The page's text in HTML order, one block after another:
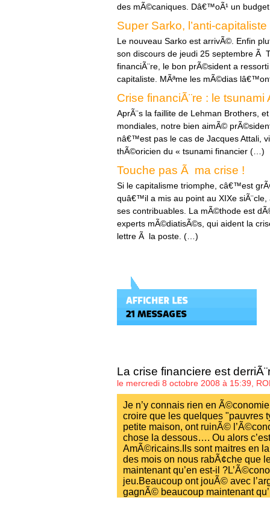
des mÃ©caniques. Dâ€™oÃ¹ un
Super Sarko, l’anti-capitaliste
Le nouveau Sarko est arrivÃ©. Enfin
son discours de jeudi 25 septembre Ã
financiÃ¨re, le bon prÃ©sident a
capitaliste. MÃªme les mÃ©dias
Crise financiÃ¨re : le tsunami
AprÃ¨s la faillite de Lehman Brothers,
mondiales, notre bien aimÃ©
nâ€™est pas le cas de Jacques Attali,
thÃ©oricien du « tsunami financier (…)
Touche pas Ã ma crise !
Si le capitalisme triomphe, câ€™est
quâ€™il a mis au point au XIXe
ses contribuables. La mÃ©thode est
experts mÃ©diatisÃ©s, qui aident la
lettre Ã la poste. (…)
La crise financiere est
le mercredi 8 octobre 2008 à 15:39,
Je n’y connais rien en
croire que les quelques "pauvres
petite maison, ont ruinÃ©
chose la dessous…. Ou alors
AmÃ©ricains.Ils sont maitres en
des mois on nous rabÃ¢che que
maintenant qu’en est-il
jeu.Beaucoup ont jouÃ© avec
gagnÃ© beaucoup maintenant